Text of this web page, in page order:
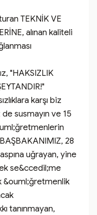
TEKNİK VE
alınan kaliteli
"HAKSIZLIK
karşı biz
susmayın ve 15
28
uğrayan, yine
se&ccedil;me
&ouml;ğretmenlik
tanınmayan,